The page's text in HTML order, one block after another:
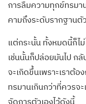
การลืมความทุกข์ทรมา
คามถึงระดับรากฐานตั
แต่กระนั้น ทั้งหมดนี้ก็ไ
เช่นนั้นก็ปล่อยมันไป ก
จะเกิดขึ้นเพราะเราต้
ทรมานเกินกว่าที่ควรจ